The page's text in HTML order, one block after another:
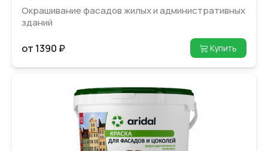
Окрашивание фасадов жилых и администрати­вных
зданий
от 1390 ₽ Купить